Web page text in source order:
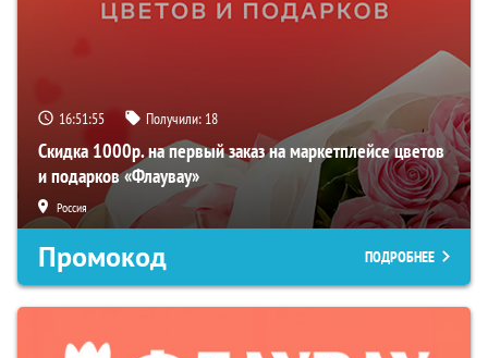
16:51:55 Получили: 18
Скидка 1000р. на первый заказ на маркетплейсе цветов
и подарков «Флаувау»
Россия
Промокод ПОДРОБНЕЕ